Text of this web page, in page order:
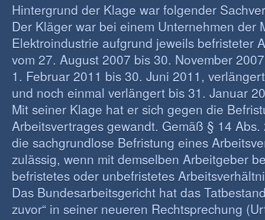
Hintergrund der Klage war folgender
Der Kläger war bei einem Unternehmen der
Elektroindustrie aufgrund jeweils befristeter
vom 27. August 2007 bis 30. November
1. Februar 2011 bis 30. Juni 2011,
und noch einmal verlängert bis 31. Januar
Mit seiner Klage hat er sich gegen die
Arbeitsvertrages gewandt. Gemäß § 14
die sachgrundlose Befristung eines
zulässig, wenn mit demselben Arbeitgeber
befristetes oder unbefristetes
Das Bundesarbeitsgericht hat das
zuvor“ in seiner neueren Rechtsprechung